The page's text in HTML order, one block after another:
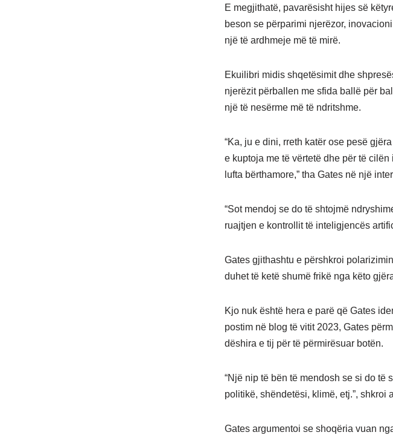
E megjithatë, pavarësisht hijes së
beson se përparimi njerëzor,
një të ardhmeje më të mirë.
Ekuilibri midis shqetësimit dhe
njerëzit përballen me sfida ballë për
një të nesërme më të ndritshme.
“Ka, ju e dini, rreth katër ose pesë
e kuptoja me të vërtetë dhe për të
lufta bërthamore,” tha Gates në një
“Sot mendoj se do të shtojmë
ruajtjen e kontrollit të inteligjencës
Gates gjithashtu e përshkroi
duhet të ketë shumë frikë nga këto
Kjo nuk është hera e parë që Gates
postim në blog të vitit 2023, Gates
dëshira e tij për të përmirësuar botën.
“Një nip të bën të mendosh se si do të
politikë, shëndetësi, klimë, etj.”, shkroi
Gates argumentoi se shoqëria vuan